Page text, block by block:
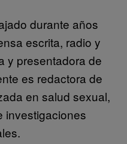
durante años
escrita, radio y
y presentadora de
es redactora de
en salud sexual,
investigaciones